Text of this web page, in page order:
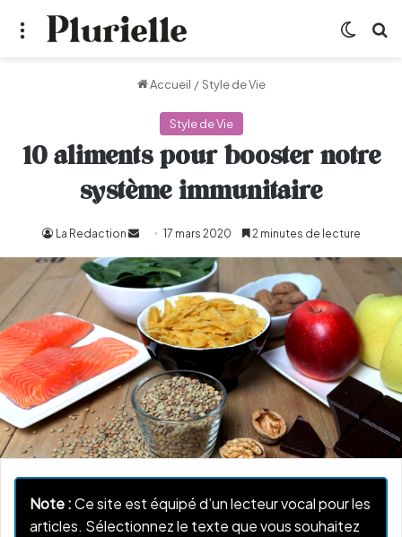
Menu
Accueil / Style de Vie
Style de Vie
10 aliments pour booster notre
système immunitaire
La Redaction
Envoyer
un
courriel
17 mars 2020 2 minutes de lecture
Note :Ce site est équipé d’un lecteur vocal pour les
articles. Sélectionnez le texte que vous souhaitez